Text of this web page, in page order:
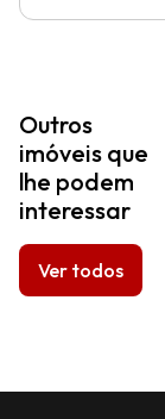
Outros
imóveis que
lhe podem
interessar
Ver todos